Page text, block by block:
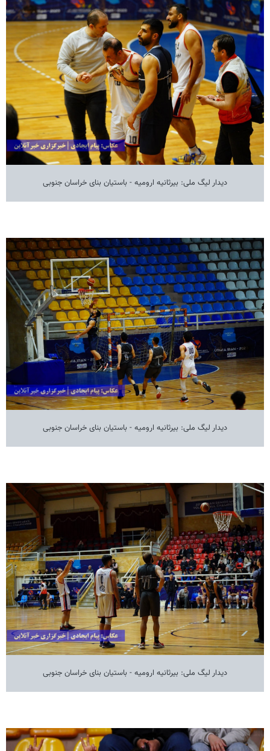
دیدار لیگ ملی: بیرثانیه ارومیه - باستیان بنای خراسان جنوبی
دیدار لیگ ملی: بیرثانیه ارومیه - باستیان بنای خراسان جنوبی
دیدار لیگ ملی: بیرثانیه ارومیه - باستیان بنای خراسان جنوبی